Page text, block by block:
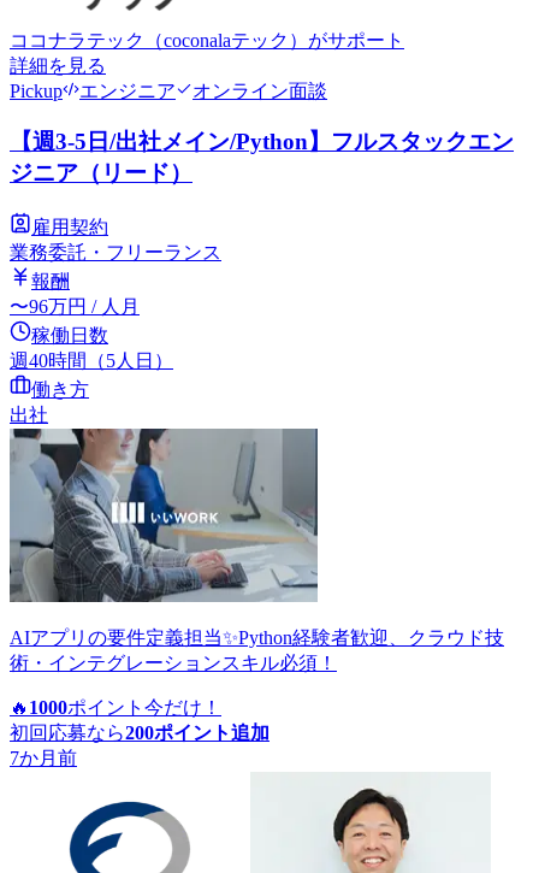
ココナラテック（coconalaテック） がサポート
詳細を見る
Pickup
エンジニア オンライン面談
【週3-5日/出社メイン/Python】フルスタックエン
ジニア（リード）
雇用契約
業務委託・フリーランス
報酬
〜96万円 / 人月
稼働日数
週40時間（5人日）
働き方
出社
AIアプリの要件定義担当✨Python経験者歓迎、クラウド技
術・インテグレーションスキル必須！
🔥 1000ポイント 今だけ！
初回応募なら200ポイント追加
7か月前